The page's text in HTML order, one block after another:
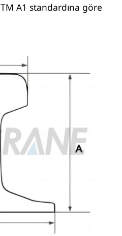
A1 standardına göre